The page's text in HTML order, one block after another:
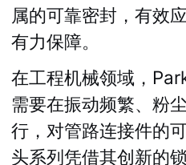
属的可靠密封，有效
有力保障。
在工程机械领域，
需要在振动频繁、粉
行，对管路连接件的
头系列凭借其创新的